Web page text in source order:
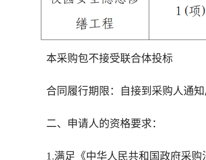
本采购包不接受联合体投标
合同履行期限：自接到采购人通
二、申请人的资格要求：
1.满足《中华人民共和国政府采